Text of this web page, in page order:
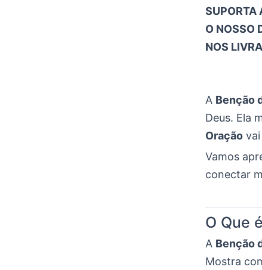
SUPORTA
O NOSSO
NOS
A Benção
Deus. Ela
Oração
Vamos
conectar
O Que
A Benção
Mostra